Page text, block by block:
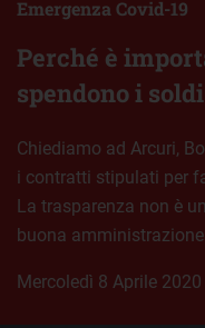
Perché è
spendono i
Emergenza Covid-19
Chiediamo ad Arcuri,
i contratti stipulati per
La trasparenza non è
buona amministrazione.
mercoledì 8 Aprile 2020